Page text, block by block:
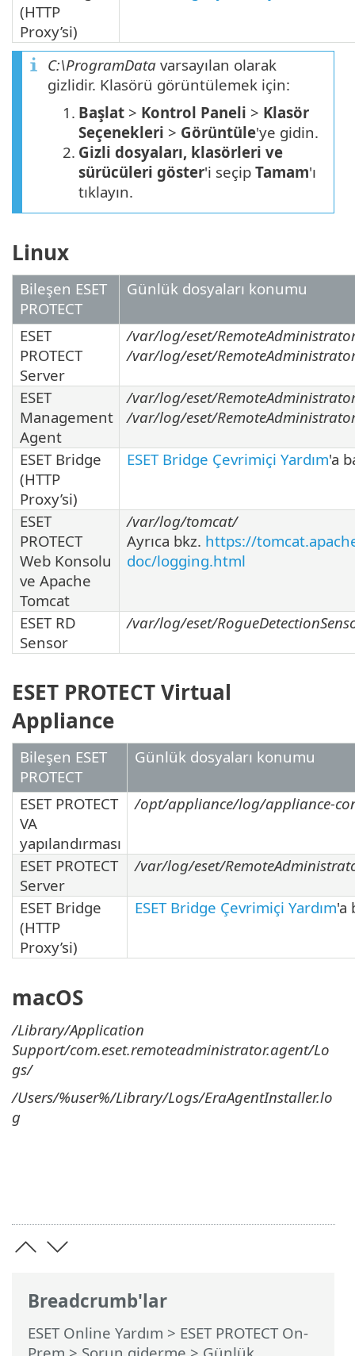
Breadcrumb'lar
ESET Online Yardım > ESET PROTECT On-
(HTTP
Proxy’si)
C:\ProgramData varsayılan olarak
gizlidir. Klasörü görüntülemek için:
1. Başlat > Kontrol Paneli > Klasör
Seçenekleri > Görüntüle'ye gidin.
2. Gizli dosyaları, klasörleri ve
sürücüleri göster'i seçip Tamam'ı
tıklayın.
Linux
Bileşen ESET
PROTECT
Günlük dosyaları konumu
ESET
PROTECT
Server
/var/log/eset/
/var/log/eset/
ESET
Management
Agent
/var/log/eset/
/var/log/eset/
ESET Bridge
(HTTP
Proxy’si)
ESET Bridge Çevrimiçi Yardım'a
ESET
PROTECT
Web Konsolu
ve Apache
Tomcat
/var/log/tomcat/
Ayrıca bkz. https://
doc/logging.html
ESET RD
Sensor
/var/log/eset/
ESET PROTECT Virtual
Appliance
Bileşen ESET
PROTECT
Günlük dosyaları konumu
ESET PROTECT
VA
yapılandırması
/opt/appliance/log/appliance-
ESET PROTECT
Server
/var/log/eset/
ESET Bridge
(HTTP
Proxy’si)
ESET Bridge Çevrimiçi Yardım'a
macOS
/Library/Application
Support/com.eset.remoteadministrator.agent/Lo
gs/
/Users/%user%/Library/Logs/EraAgentInstaller.lo
g